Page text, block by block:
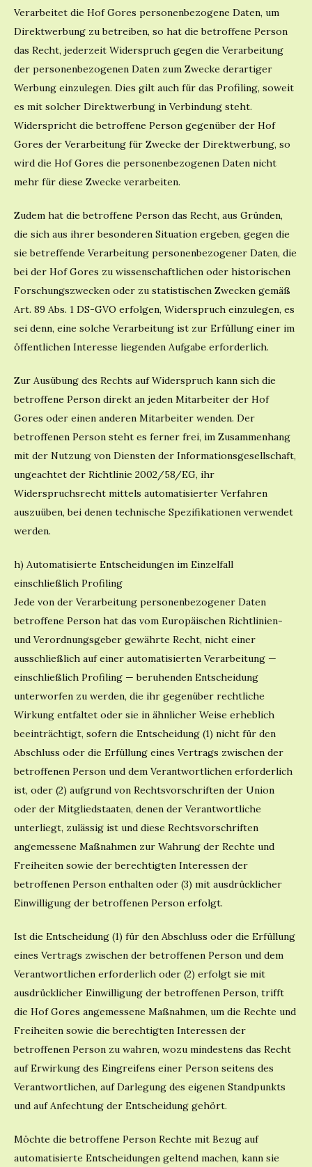
Verarbeitet die Hof Gores personenbezogene Daten, um
Direktwerbung zu betreiben, so hat die betroffene Person
das Recht, jederzeit Widerspruch gegen die Verarbeitung
der personenbezogenen Daten zum Zwecke derartiger
Werbung einzulegen. Dies gilt auch für das Profiling, soweit
es mit solcher Direktwerbung in Verbindung steht.
Widerspricht die betroffene Person gegenüber der Hof
Gores der Verarbeitung für Zwecke der Direktwerbung, so
wird die Hof Gores die personenbezogenen Daten nicht
mehr für diese Zwecke verarbeiten.
Zudem hat die betroffene Person das Recht, aus Gründen,
die sich aus ihrer besonderen Situation ergeben, gegen die
sie betreffende Verarbeitung personenbezogener Daten, die
bei der Hof Gores zu wissenschaftlichen oder historischen
Forschungszwecken oder zu statistischen Zwecken gemäß
Art. 89 Abs. 1 DS-GVO erfolgen, Widerspruch einzulegen, es
sei denn, eine solche Verarbeitung ist zur Erfüllung einer im
öffentlichen Interesse liegenden Aufgabe erforderlich.
Zur Ausübung des Rechts auf Widerspruch kann sich die
betroffene Person direkt an jeden Mitarbeiter der Hof
Gores oder einen anderen Mitarbeiter wenden. Der
betroffenen Person steht es ferner frei, im Zusammenhang
mit der Nutzung von Diensten der Informationsgesellschaft,
ungeachtet der Richtlinie 2002/58/EG, ihr
Widerspruchsrecht mittels automatisierter Verfahren
auszuüben, bei denen technische Spezifikationen verwendet
werden.
h) Automatisierte Entscheidungen im Einzelfall
einschließlich Profiling
Jede von der Verarbeitung personenbezogener Daten
betroffene Person hat das vom Europäischen Richtlinien-
und Verordnungsgeber gewährte Recht, nicht einer
ausschließlich auf einer automatisierten Verarbeitung —
einschließlich Profiling — beruhenden Entscheidung
unterworfen zu werden, die ihr gegenüber rechtliche
Wirkung entfaltet oder sie in ähnlicher Weise erheblich
beeinträchtigt, sofern die Entscheidung (1) nicht für den
Abschluss oder die Erfüllung eines Vertrags zwischen der
betroffenen Person und dem Verantwortlichen erforderlich
ist, oder (2) aufgrund von Rechtsvorschriften der Union
oder der Mitgliedstaaten, denen der Verantwortliche
unterliegt, zulässig ist und diese Rechtsvorschriften
angemessene Maßnahmen zur Wahrung der Rechte und
Freiheiten sowie der berechtigten Interessen der
betroffenen Person enthalten oder (3) mit ausdrücklicher
Einwilligung der betroffenen Person erfolgt.
Ist die Entscheidung (1) für den Abschluss oder die Erfüllung
eines Vertrags zwischen der betroffenen Person und dem
Verantwortlichen erforderlich oder (2) erfolgt sie mit
ausdrücklicher Einwilligung der betroffenen Person, trifft
die Hof Gores angemessene Maßnahmen, um die Rechte und
Freiheiten sowie die berechtigten Interessen der
betroffenen Person zu wahren, wozu mindestens das Recht
auf Erwirkung des Eingreifens einer Person seitens des
Verantwortlichen, auf Darlegung des eigenen Standpunkts
und auf Anfechtung der Entscheidung gehört.
Möchte die betroffene Person Rechte mit Bezug auf
automatisierte Entscheidungen geltend machen, kann sie